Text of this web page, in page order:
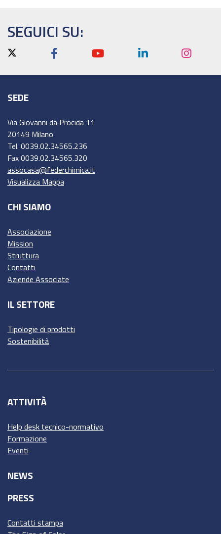
SEGUICI SU:
SEDE
Via Giovanni da Procida 11
20149 Milano
Tel. 0039.02.34565.236
Fax 0039.02.34565.320
assocasa@federchimica.it
Visualizza Mappa
CHI SIAMO
Associazione
Mission
Struttura
Contatti
Aziende Associate
IL SETTORE
Tipologie di prodotti
Sostenibilità
ATTIVITÀ
Help desk tecnico-normativo
Formazione
Eventi
NEWS
PRESS
Contatti stampa